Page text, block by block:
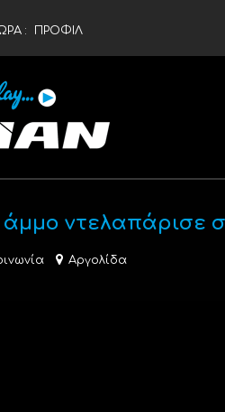
: ΠΡΟΦΙΛ
άμμο ντελαπάρισε
Αργολίδα